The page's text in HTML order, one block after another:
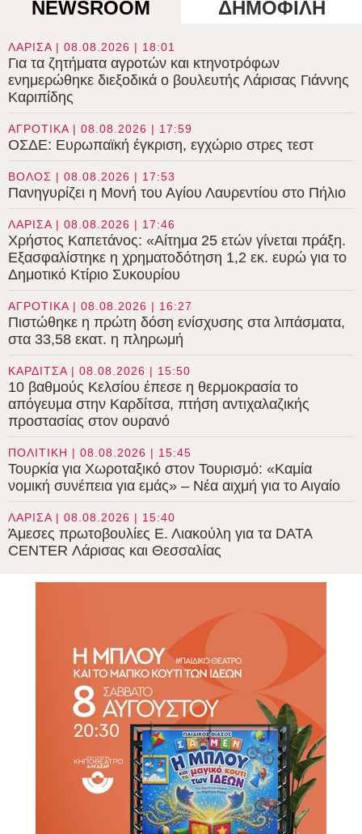
NEWSROOM ΔΗΜΟΦΙΛΗ
ΛΑΡΙΣΑ | 08.08.2026 | 18:01
Για τα ζητήματα αγροτών και κτηνοτρόφων
ενημερώθηκε διεξοδικά ο βουλευτής Λάρισας Γιάννης
Καριπίδης
ΑΓΡΟΤΙΚΑ | 08.08.2026 | 17:59
ΟΣΔΕ: Ευρωπαϊκή έγκριση, εγχώριο στρες τεστ
ΒΟΛΟΣ | 08.08.2026 | 17:53
Πανηγυρίζει η Μονή του Αγίου Λαυρεντίου στο Πήλιο
ΛΑΡΙΣΑ | 08.08.2026 | 17:46
Χρήστος Καπετάνος: «Αίτημα 25 ετών γίνεται πράξη.
Εξασφαλίστηκε η χρηματοδότηση 1,2 εκ. ευρώ για το
Δημοτικό Κτίριο Συκουρίου
ΑΓΡΟΤΙΚΑ | 08.08.2026 | 16:27
Πιστώθηκε η πρώτη δόση ενίσχυσης στα λιπάσματα,
στα 33,58 εκατ. η πληρωμή
ΚΑΡΔΙΤΣΑ | 08.08.2026 | 15:50
10 βαθμούς Κελσίου έπεσε η θερμοκρασία το
απόγευμα στην Καρδίτσα, πτήση αντιχαλαζικής
προστασίας στον ουρανό
ΠΟΛΙΤΙΚΗ | 08.08.2026 | 15:45
Τουρκία για Χωροταξικό στον Τουρισμό: «Καμία
νομική συνέπεια για εμάς» – Νέα αιχμή για το Αιγαίο
ΛΑΡΙΣΑ | 08.08.2026 | 15:40
Άμεσες πρωτοβουλίες Ε. Λιακούλη για τα DATA
CENTER Λάρισας και Θεσσαλίας